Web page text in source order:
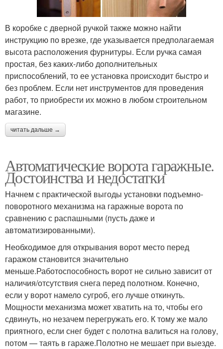
В коробке с дверной ручкой также можно найти
инструкцию по врезке, где указывается предполагаемая
высота расположения фурнитуры. Если ручка самая
простая, без каких-либо дополнительных
приспособлений, то ее установка происходит быстро и
без проблем. Если нет инструментов для проведения
работ, то приобрести их можно в любом строительном
магазине.
читать дальше →
Автоматические ворота гаражные.
Достоинства и недостатки
Начнем с практической выгоды установки подъемно-
поворотного механизма на гаражные ворота по
сравнению с распашными (пусть даже и
автоматизированными).
Необходимое для открывания ворот место перед
гаражом становится значительно
меньше.Работоспособность ворот не сильно зависит от
наличия/отсутствия снега перед полотном. Конечно,
если у ворот намело сугроб, его лучше откинуть.
Мощности механизма может хватить на то, чтобы его
сдвинуть, но незачем перегружать его. К тому же мало
приятного, если снег будет с полотна валиться на голову,
потом — таять в гараже.Полотно не мешает при выезде.